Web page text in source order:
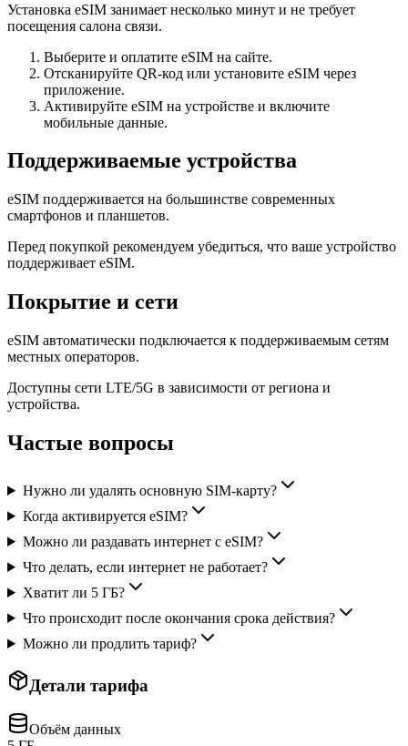
Установка eSIM занимает несколько минут и не требует
посещения салона связи.
Выберите и оплатите eSIM на сайте.
Отсканируйте QR-код или установите eSIM через
приложение.
Активируйте eSIM на устройстве и включите
мобильные данные.
Поддерживаемые устройства
eSIM поддерживается на большинстве современных
смартфонов и планшетов.
Перед покупкой рекомендуем убедиться, что ваше устройство
поддерживает eSIM.
Покрытие и сети
eSIM автоматически подключается к поддерживаемым сетям
местных операторов.
Доступны сети LTE/5G в зависимости от региона и
устройства.
Частые вопросы
Нужно ли удалять основную SIM-карту?
Когда активируется eSIM?
Можно ли раздавать интернет с eSIM?
Что делать, если интернет не работает?
Хватит ли 5 ГБ?
Что происходит после окончания срока действия?
Можно ли продлить тариф?
Детали тарифа
Объём данных